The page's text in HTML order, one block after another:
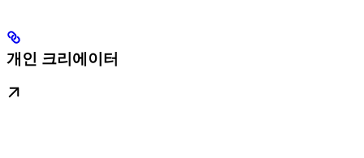
개인 크리에이터